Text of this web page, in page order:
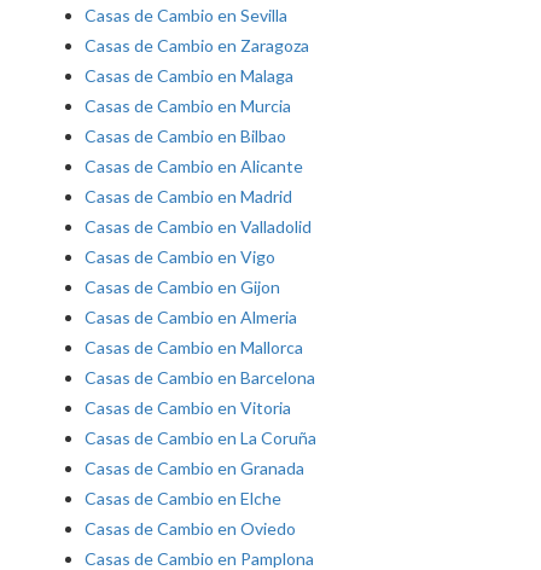
Casas de Cambio en Sevilla
Casas de Cambio en Zaragoza
Casas de Cambio en Malaga
Casas de Cambio en Murcia
Casas de Cambio en Bilbao
Casas de Cambio en Alicante
Casas de Cambio en Madrid
Casas de Cambio en Valladolid
Casas de Cambio en Vigo
Casas de Cambio en Gijon
Casas de Cambio en Almeria
Casas de Cambio en Mallorca
Casas de Cambio en Barcelona
Casas de Cambio en Vitoria
Casas de Cambio en La Coruña
Casas de Cambio en Granada
Casas de Cambio en Elche
Casas de Cambio en Oviedo
Casas de Cambio en Pamplona